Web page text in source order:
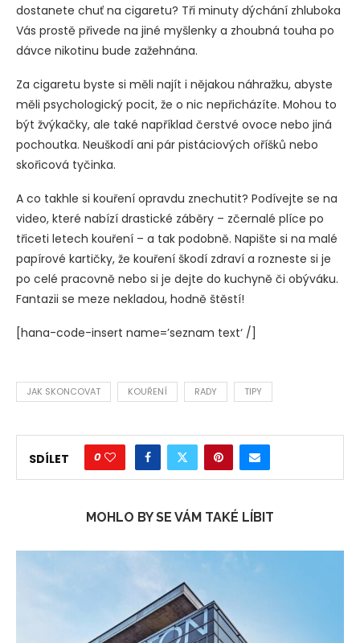
dostanete chuť na cigaretu? Tři minuty dýchání zhluboka
Vás prostě přivede na jiné myšlenky a zhoubná touha po
dávce nikotinu bude zažehnána.
Za cigaretu byste si měli najít i nějakou náhražku, abyste
měli psychologický pocit, že o nic nepřicházíte. Mohou to
být žvýkačky, ale také například čerstvé ovoce nebo jiná
pochoutka. Neuškodí ani pár pistáciových oříšků nebo
skořicová tyčinka.
A co takhle si kouření opravdu znechutit? Podívejte se na
video, které nabízí drastické záběry – zčernalé plíce po
třiceti letech kouření – a tak podobně. Napište si na malé
papírové kartičky, že kouření škodí zdraví a rozneste si je
po celé pracovně nebo si je dejte do kuchyně či obýváku.
Fantazii se meze nekladou, hodně štěstí!
[hana-code-insert name=’seznam text‘ /]
JAK SKONCOVAT KOUŘENÍ RADY TIPY
SDÍLET 0
MOHLO BY SE VÁM TAKÉ LÍBIT